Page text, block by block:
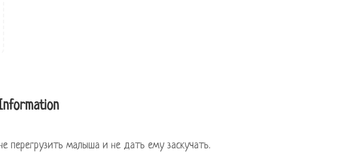
перегрузить малыша и не дать ему заскучать.